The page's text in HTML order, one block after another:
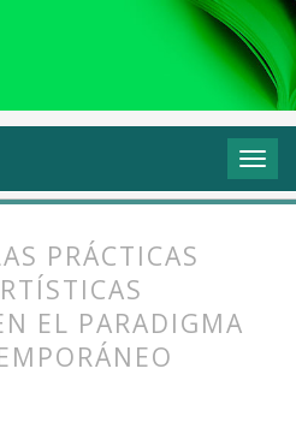
Núm. 2 (2023): Prácticas artísticas
PRÁCTICAS
EL PARADIGMA